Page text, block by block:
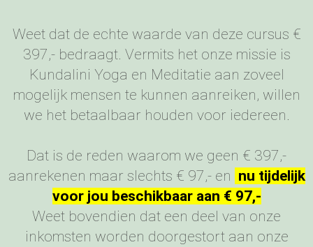
Weet dat de echte waarde van deze cursus €
397,- bedraagt. Vermits het onze missie is
Kundalini Yoga en Meditatie aan zoveel
mogelijk mensen te kunnen aanreiken, willen
we het betaalbaar houden voor iedereen.
Dat is de reden waarom we geen € 397,-
aanrekenen maar slechts € 97,- en nu tijdelijk
voor jou beschikbaar aan € 97,-
Weet bovendien dat een deel van onze
inkomsten worden doorgestort aan onze